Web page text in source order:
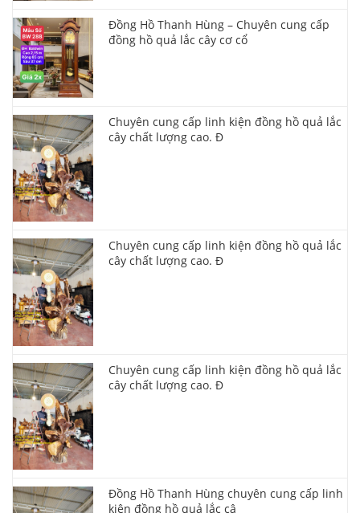
Đồng Hồ Thanh Hùng – Chuyên cung cấp
đồng hồ quả lắc cây cơ cổ
Chuyên cung cấp linh kiện đồng hồ quả lắc
cây chất lượng cao. Đ
Chuyên cung cấp linh kiện đồng hồ quả lắc
cây chất lượng cao. Đ
Chuyên cung cấp linh kiện đồng hồ quả lắc
cây chất lượng cao. Đ
Đồng Hồ Thanh Hùng chuyên cung cấp linh
kiện đồng hồ quả lắc câ